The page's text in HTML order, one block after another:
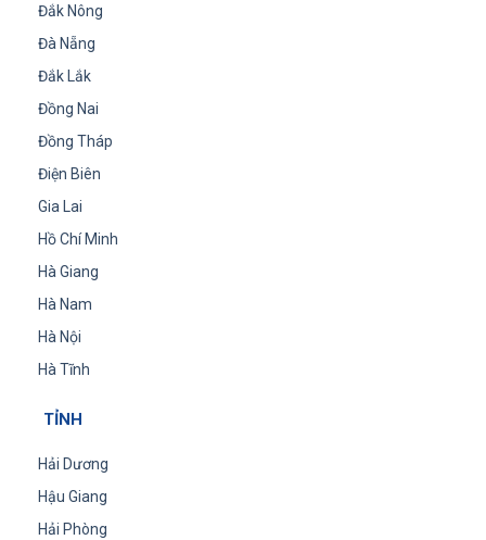
Đắk Nông
Đà Nẵng
Đắk Lắk
Đồng Nai
Đồng Tháp
Điện Biên
Gia Lai
Hồ Chí Minh
Hà Giang
Hà Nam
Hà Nội
Hà Tĩnh
TỈNH
Hải Dương
Hậu Giang
Hải Phòng